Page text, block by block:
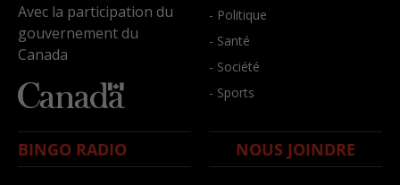
Avec la participation du
gouvernement du
Canada
- Politique
- Santé
- Société
- Sports
BINGO RADIO NOUS JOINDRE